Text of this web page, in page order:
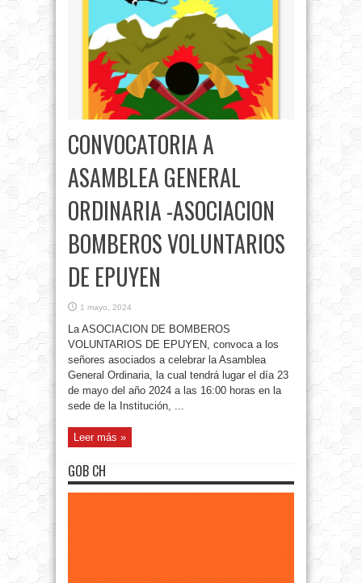
CONVOCATORIA A
ASAMBLEA GENERAL
ORDINARIA -ASOCIACION
BOMBEROS VOLUNTARIOS
DE EPUYEN
1 mayo, 2024
La ASOCIACION DE BOMBEROS
VOLUNTARIOS DE EPUYEN, convoca a los
señores asociados a celebrar la Asamblea
General Ordinaria, la cual tendrá lugar el día 23
de mayo del año 2024 a las 16:00 horas en la
sede de la Institución, ...
Leer más »
GOB CH